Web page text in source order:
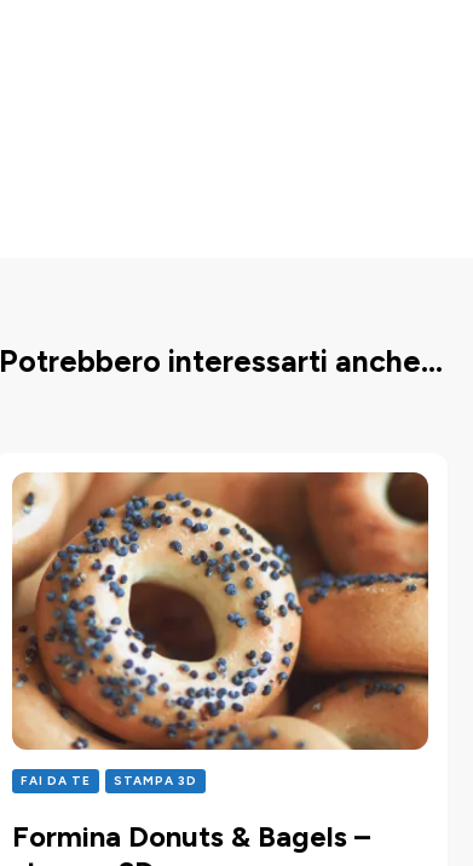
Potrebbero interessarti anche...
FAI DA TE STAMPA 3D
Formina Donuts & Bagels –